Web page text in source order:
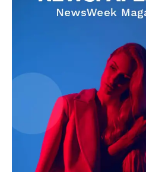
Contact us
Subscription Plans
My account